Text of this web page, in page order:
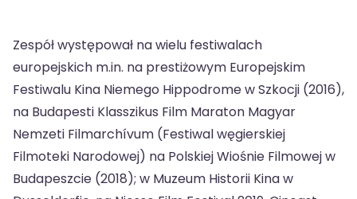
Zespół występował na wielu festiwalach
europejskich m.in. na prestiżowym Europejskim
Festiwalu Kina Niemego Hippodrome w Szkocji (2016),
na Budapesti Klasszikus Film Maraton Magyar
Nemzeti Filmarchívum (Festiwal węgierskiej
Filmoteki Narodowej) na Polskiej Wiośnie Filmowej w
Budapeszcie (2018); w Muzeum Historii Kina w